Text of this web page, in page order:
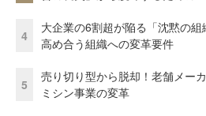
4
大企業の6割超が陥る「沈黙の組
高め合う組織への変革要件
5
売り切り型から脱却！老舗メー
ミシン事業の変革